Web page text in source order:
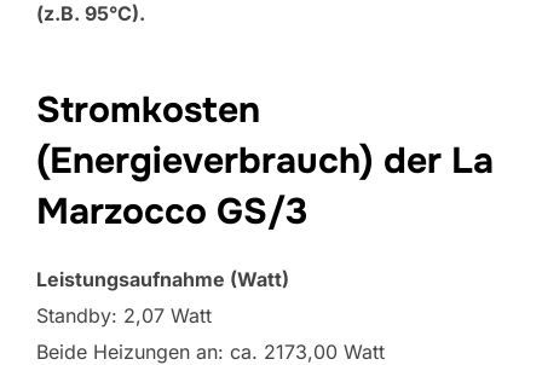
(z.B. 95°C).
Stromkosten
(Energieverbrauch) der La
Marzocco GS/3
Leistungsaufnahme (Watt)
Standby: 2,07 Watt
Beide Heizungen an: ca. 2173,00 Watt